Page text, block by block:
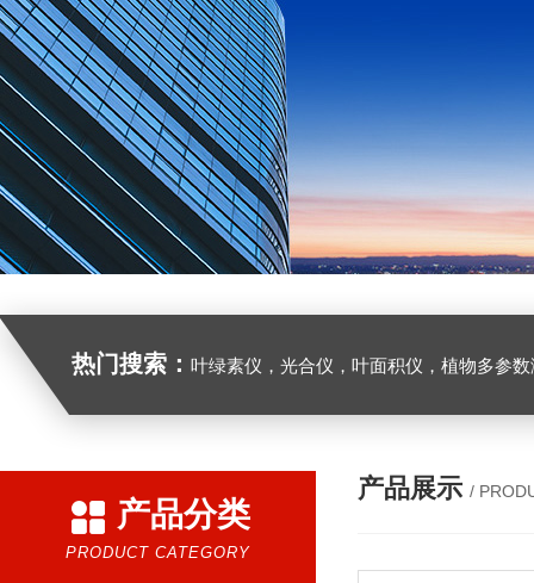
热门搜索： 叶绿素仪，光合仪，叶面积仪，植物多参数测量仪，
产品分类
PRODUCT CATEGORY
产品展示 /